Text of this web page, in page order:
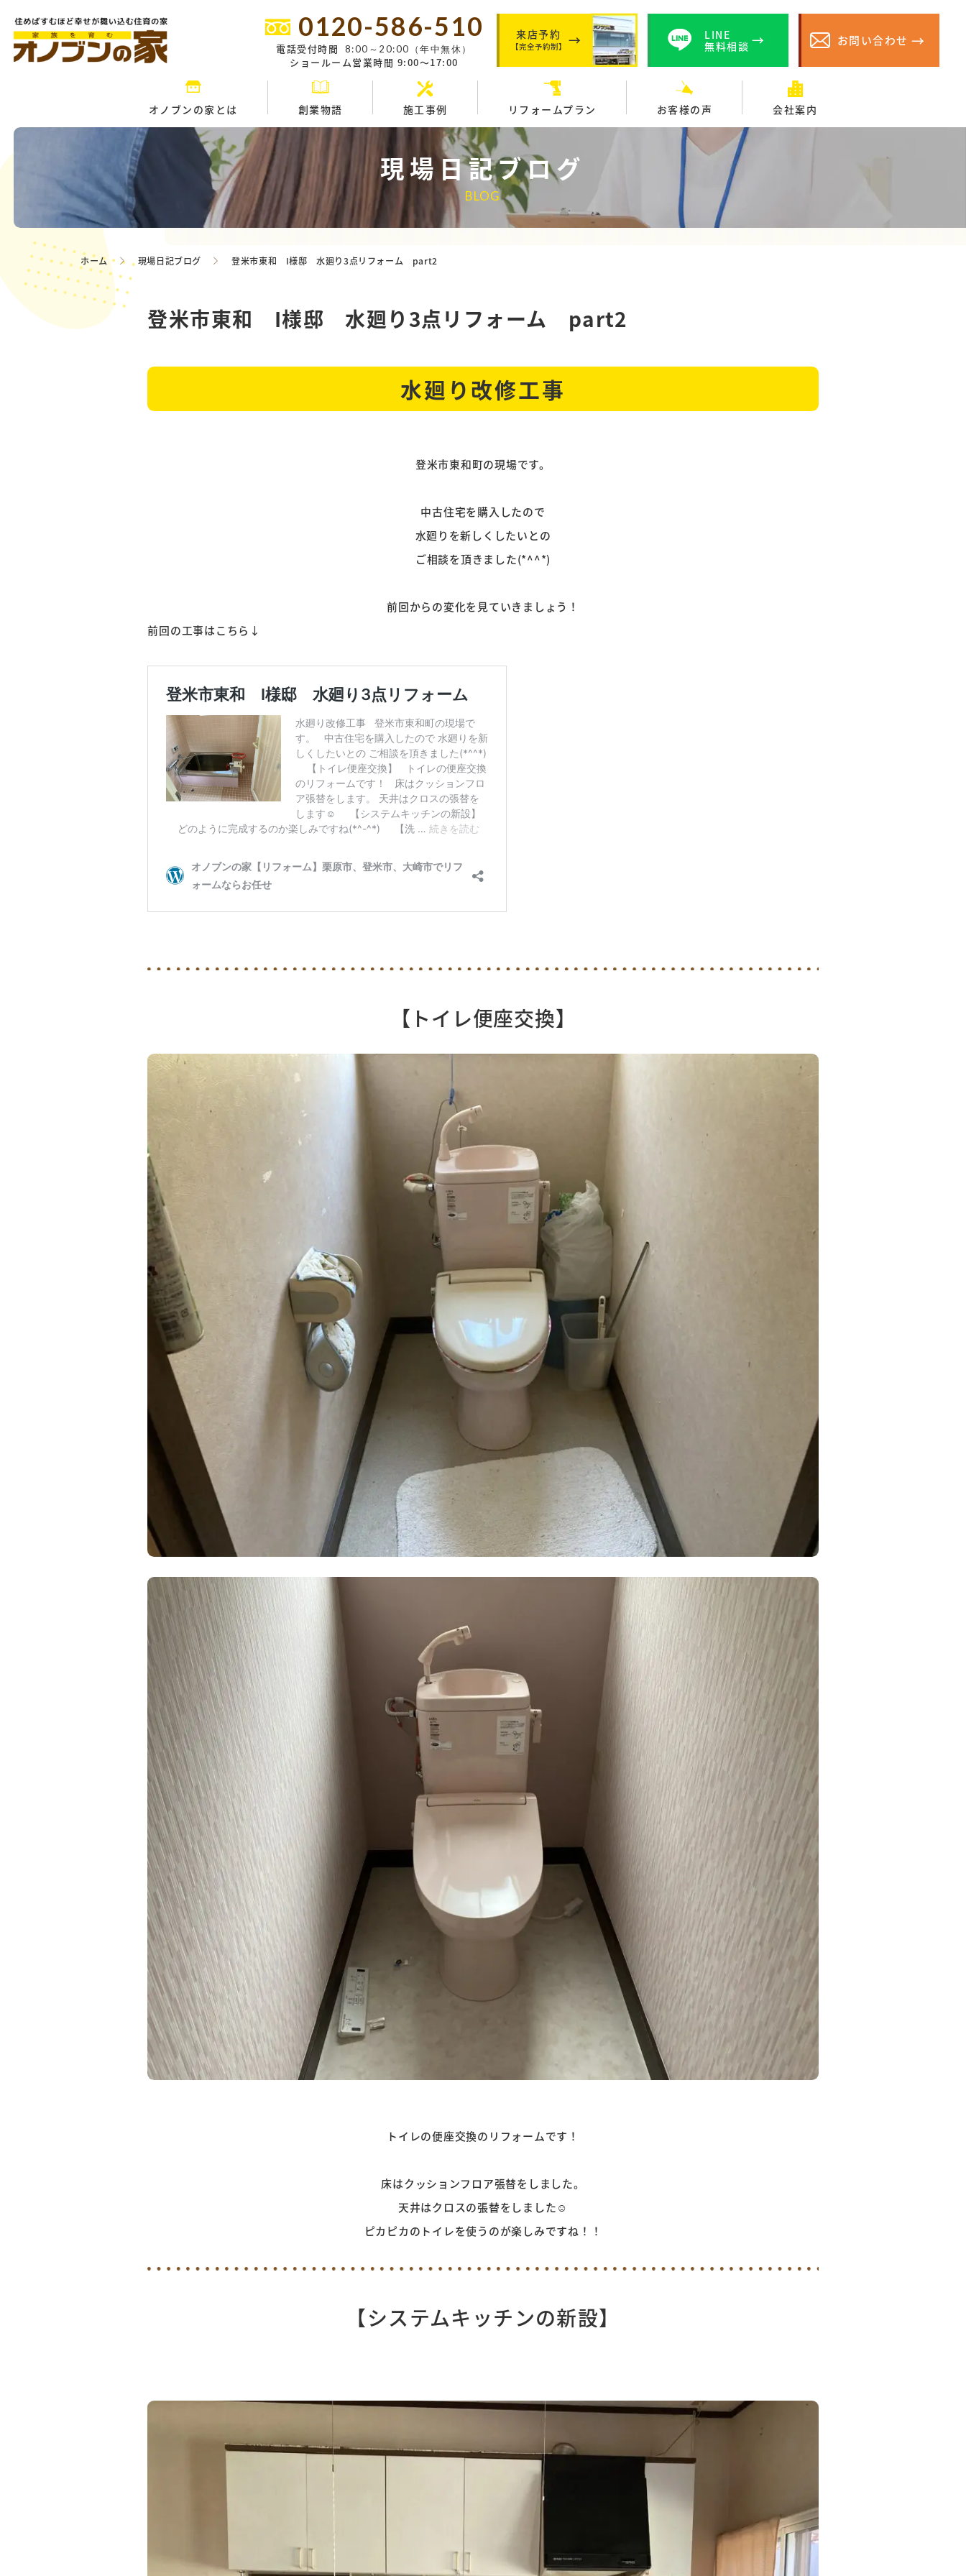
0120-586-510
電話受付時間 8:00～20:00（年中無休）
ショールーム営業時間 9:00～17:00
来店予約
【完全予約制】
LINE
無料相談
お問い合わせ
オノブンの家とは 創業物語 施工事例 リフォームプラン お客様の声 会社案内
現場日記ブログ
BLOG
ホーム 現場日記ブログ 登米市東和 I様邸 水廻り3点リフォーム part2
登米市東和 I様邸 水廻り3点リフォーム part2
水廻り改修工事
登米市東和町の現場です。
中古住宅を購入したので
水廻りを新しくしたいとの
ご相談を頂きました(*^^*)
前回からの変化を見ていきましょう！
前回の工事はこちら↓
【トイレ便座交換】
トイレの便座交換のリフォームです！
床はクッションフロア張替をしました。
天井はクロスの張替をしました☺
ピカピカのトイレを使うのが楽しみですね！！
【システムキッチンの新設】